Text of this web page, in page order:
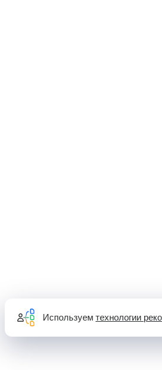
Используем технологии